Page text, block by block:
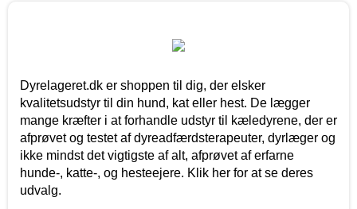
Dyrelageret.dk er shoppen til dig, der elsker
kvalitetsudstyr til din hund, kat eller hest. De lægger
mange kræfter i at forhandle udstyr til kæledyrene, der er
afprøvet og testet af dyreadfærdsterapeuter, dyrlæger og
ikke mindst det vigtigste af alt, afprøvet af erfarne
hunde-, katte-, og hesteejere. Klik her for at se deres
udvalg.